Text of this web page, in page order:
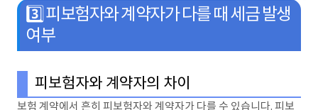
3️⃣ 피보험자와 계약자가 다를 때 세금 발생
여부
피보험자와 계약자의 차이
보험 계약에서 흔히 피보험자와 계약자가 다를 수 있습니다. 피보